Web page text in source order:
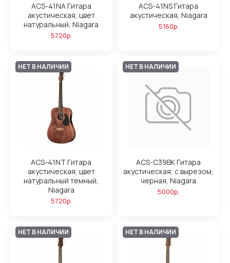
ACS-41NA Гитара
акустическая, цвет
натуральный, Niagara
5720р.
ACS-41NS Гитара
акустическая, Niagara
5160р.
НЕТ В НАЛИЧИИ
ACS-41NT Гитара
акустическая, цвет
натуральный темный,
Niagara
5720р.
НЕТ В НАЛИЧИИ
ACS-C39BK Гитара
акустическая, с вырезом,
черная, Niagara
5000р.
НЕТ В НАЛИЧИИ НЕТ В НАЛИЧИИ